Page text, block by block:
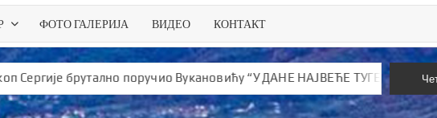
ФОТО ГАЛЕРИЈА ВИДЕО КОНТАКТ
поручио Вукановићу “У ДАНЕ НАЈВЕЋЕ ТУГЕ ШИРИШ ОТРОВ и